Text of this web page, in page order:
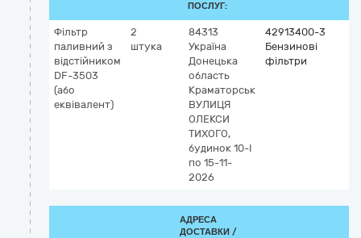
ПОСЛУГ:
Фільтр
паливний з
відстійником
DF-3503
(або
еквівалент)
2
штука
84313
Україна
Донецька
область
Краматорськ
ВУЛИЦЯ
ОЛЕКСИ
ТИХОГО,
будинок 10-І
по 15-11-
2026
42913400-3
Бензинові
фільтри
АДРЕСА
ДОСТАВКИ /